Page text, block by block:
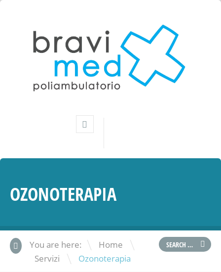
OZONOTERAPIA
You are here: Home \
Servizi \ Ozonoterapia